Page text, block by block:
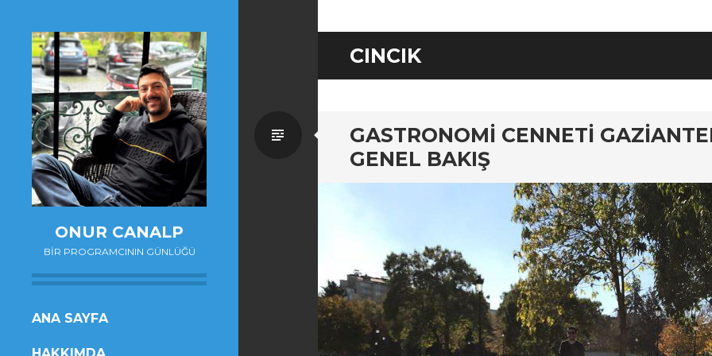
ONUR CANALP
BIR PROGRAMCININ GÜNLÜĞÜ
SKIP
ANA SAYFA
CINCIK
GASTRONOMI CENNETI
GENEL BAKIŞ
Standard